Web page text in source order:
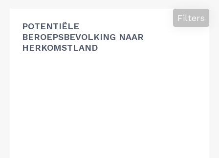
POTENTIËLE
BEROEPSBEVOLKING NAAR
HERKOMSTLAND
Filters